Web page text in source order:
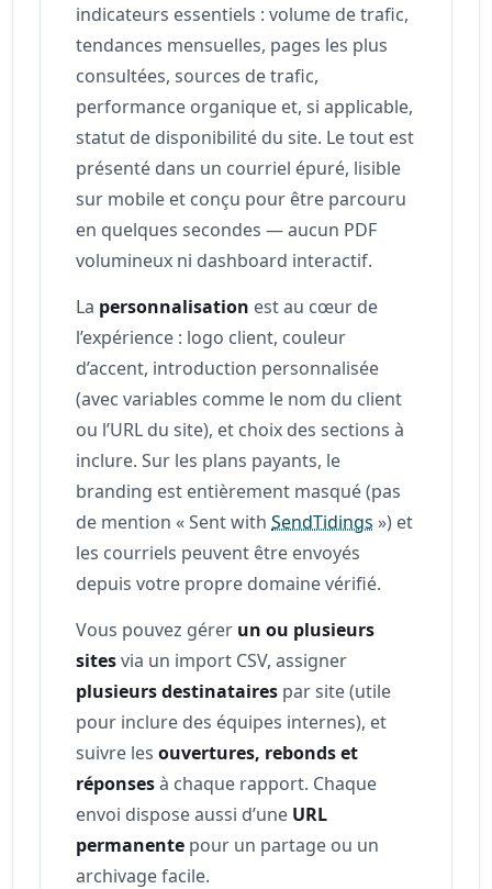
indicateurs essentiels : volume de trafic,
tendances mensuelles, pages les plus
consultées, sources de trafic,
performance organique et, si applicable,
statut de disponibilité du site. Le tout est
présenté dans un courriel épuré, lisible
sur mobile et conçu pour être parcouru
en quelques secondes — aucun PDF
volumineux ni dashboard interactif.
La personnalisation est au cœur de
l’expérience : logo client, couleur
d’accent, introduction personnalisée
(avec variables comme le nom du client
ou l’URL du site), et choix des sections à
inclure. Sur les plans payants, le
branding est entièrement masqué (pas
de mention « Sent withSendTidings ») et
les courriels peuvent être envoyés
depuis votre propre domaine vérifié.
Vous pouvez gérer un ou plusieurs
sitesvia un import CSV, assigner
plusieurs destinataires par site (utile
pour inclure des équipes internes), et
suivre lesouvertures, rebonds et
réponsesà chaque rapport. Chaque
envoi dispose aussi d’une URL
permanente pour un partage ou un
archivage facile.